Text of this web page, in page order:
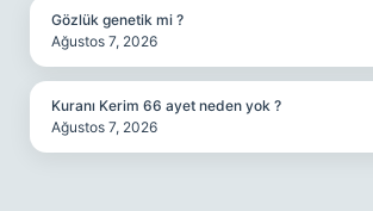
Gözlük genetik mi ?
Ağustos 7, 2026
Kuranı Kerim 66 ayet neden yok ?
Ağustos 7, 2026